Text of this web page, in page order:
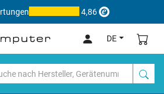
4,86
DE